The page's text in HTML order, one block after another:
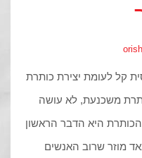
orish
קל לעומת יצירת כותרת
משכנעת, לא עושה
היא הדבר הראשון
מוזר שרוב האנשים